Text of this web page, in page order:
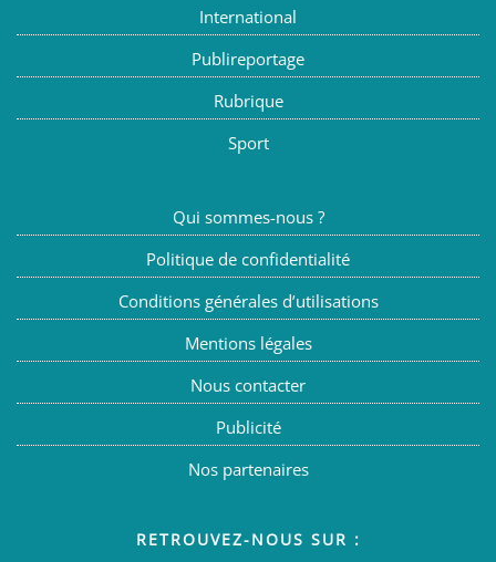
International
Publireportage
Rubrique
Sport
Qui sommes-nous ?
Politique de confidentialité
Conditions générales d’utilisations
Mentions légales
Nous contacter
Publicité
Nos partenaires
RETROUVEZ-NOUS SUR :